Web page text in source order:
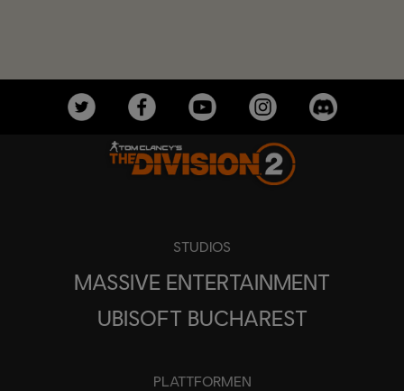
STUDIOS
MASSIVE ENTERTAINMENT
UBISOFT BUCHAREST
PLATTFORMEN